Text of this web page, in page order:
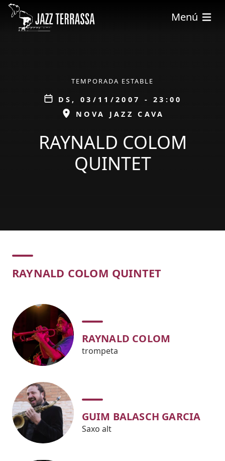
Vés al contingut
Menú
TEMPORADA ESTABLE
Data
DS, 03/11/2007 - 23:00
ESPAI
NOVA JAZZ CAVA
RAYNALD COLOM
QUINTET
Concert
RAYNALD COLOM QUINTET
RAYNALD COLOM
trompeta
GUIM BALASCH GARCIA
Saxo alt